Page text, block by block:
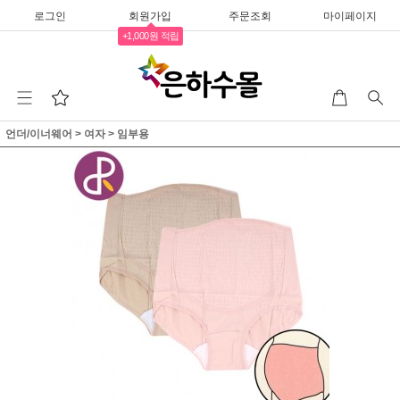
로그인 회원가입
+1,000원 적립
주문조회 마이페이지
언더/이너웨어 > 여자> 임부용